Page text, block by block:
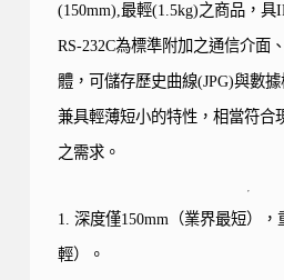
(150mm),最輕(1.5kg)之商品，具
RS-232C為標準附加之通信介面
體，可儲存歷史曲線(JPG)與數
兼具輕薄短小的特性，相當符合
之需求。
1. 深度僅150mm（業界最短），
輕）。